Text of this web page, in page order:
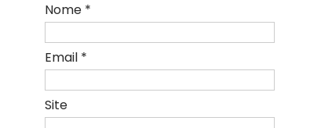
Nome *
Email *
Site